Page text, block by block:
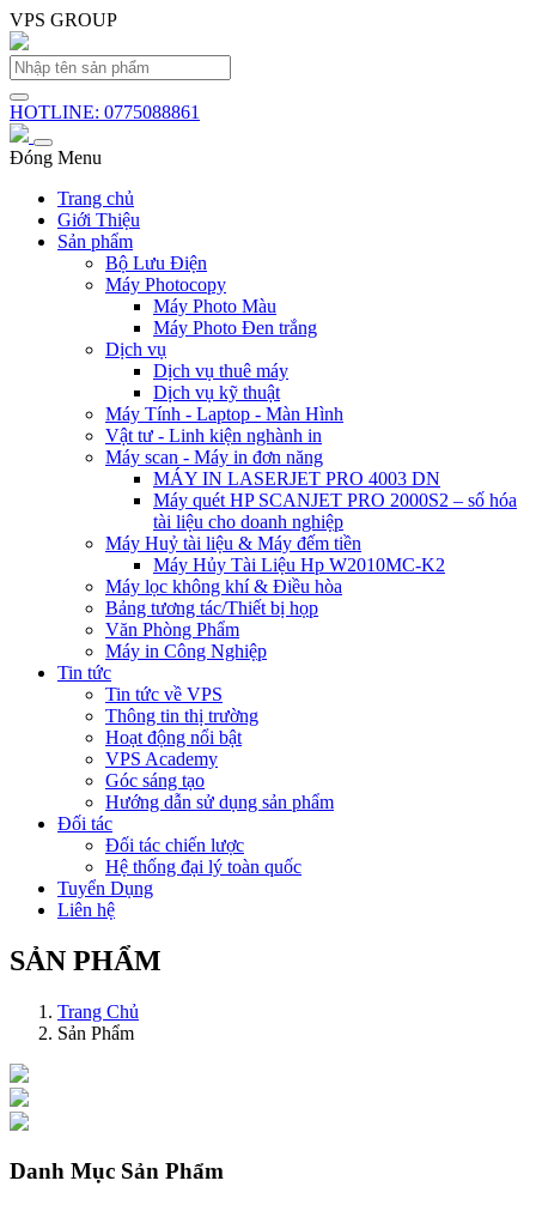
VPS GROUP
HOTLINE: 0775088861
Đóng Menu
Trang chủ
Giới Thiệu
Sản phẩm
Bộ Lưu Điện
Máy Photocopy
Máy Photo Màu
Máy Photo Đen trắng
Dịch vụ
Dịch vụ thuê máy
Dịch vụ kỹ thuật
Máy Tính - Laptop - Màn Hình
Vật tư - Linh kiện nghành in
Máy scan - Máy in đơn năng
MÁY IN LASERJET PRO 4003 DN
Máy quét HP SCANJET PRO 2000S2 – số hóa
tài liệu cho doanh nghiệp
Máy Huỷ tài liệu & Máy đếm tiền
Máy Hủy Tài Liệu Hp W2010MC-K2
Máy lọc không khí & Điều hòa
Bảng tương tác/Thiết bị họp
Văn Phòng Phẩm
Máy in Công Nghiệp
Tin tức
Tin tức về VPS
Thông tin thị trường
Hoạt động nổi bật
VPS Academy
Góc sáng tạo
Hướng dẫn sử dụng sản phẩm
Đối tác
Đối tác chiến lược
Hệ thống đại lý toàn quốc
Tuyển Dụng
Liên hệ
SẢN PHẨM
Trang Chủ
Sản Phẩm
Danh Mục Sản Phẩm